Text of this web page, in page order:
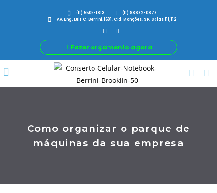
(11) 5505-1813
(11) 98882-0873
Av. Eng. Luiz C. Berrini, 1681, Cid. Monções, SP, Salas 111/112
Fazer orçamento agora
Como organizar o parque de
máquinas da sua empresa